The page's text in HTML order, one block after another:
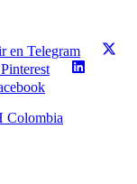
en Telegram
Colombia